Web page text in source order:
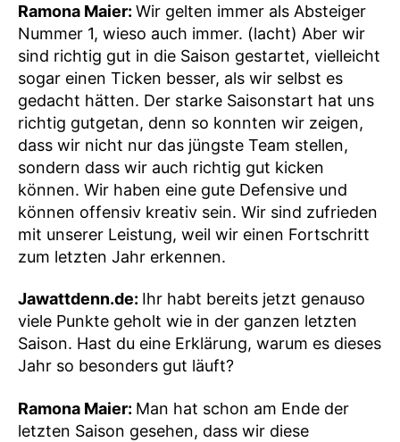
Ramona Maier: Wir gelten immer als Absteiger
Nummer 1, wieso auch immer. (lacht) Aber wir
sind richtig gut in die Saison gestartet, vielleicht
sogar einen Ticken besser, als wir selbst es
gedacht hätten. Der starke Saisonstart hat uns
richtig gutgetan, denn so konnten wir zeigen,
dass wir nicht nur das jüngste Team stellen,
sondern dass wir auch richtig gut kicken
können. Wir haben eine gute Defensive und
können offensiv kreativ sein. Wir sind zufrieden
mit unserer Leistung, weil wir einen Fortschritt
zum letzten Jahr erkennen.
Jawattdenn.de: Ihr habt bereits jetzt genauso
viele Punkte geholt wie in der ganzen letzten
Saison. Hast du eine Erklärung, warum es dieses
Jahr so besonders gut läuft?
Ramona Maier: Man hat schon am Ende der
letzten Saison gesehen, dass wir diese